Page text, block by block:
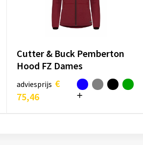
Cutter & Buck Pemberton
Hood FZ Dames
adviesprijs €
75,46